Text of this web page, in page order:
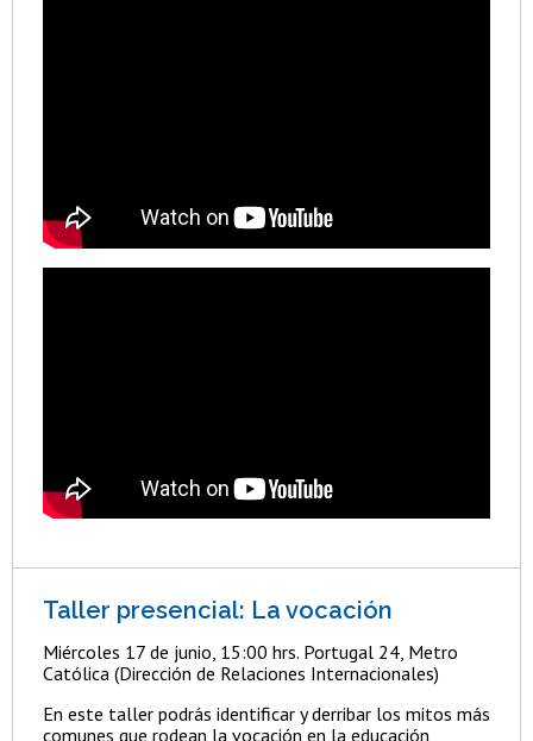
Taller presencial: La vocación
Miércoles 17 de junio, 15:00 hrs. Portugal 24, Metro
Católica (Dirección de Relaciones Internacionales)
En este taller podrás identificar y derribar los mitos más
comunes que rodean la vocación en la educación